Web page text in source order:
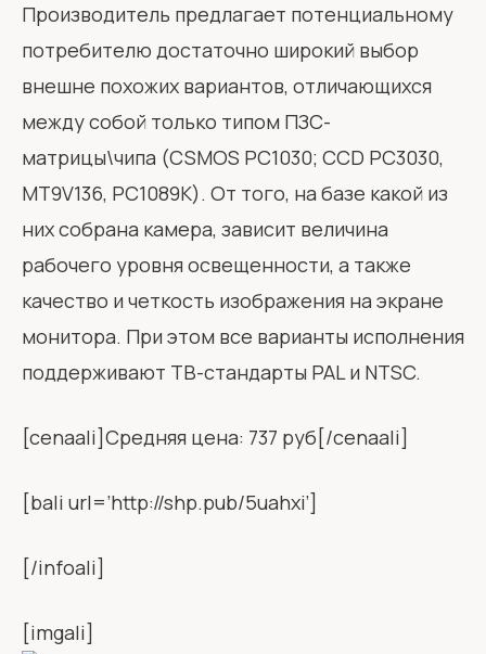
Производитель предлагает потенциальному
потребителю достаточно широкий выбор
внешне похожих вариантов, отличающихся
между собой только типом ПЗС-
матрицы\чипа (CSMOS PC1030; CCD PC3030,
MT9V136, PC1089K). От того, на базе какой из
них собрана камера, зависит величина
рабочего уровня освещенности, а также
качество и четкость изображения на экране
монитора. При этом все варианты исполнения
поддерживают ТВ-стандарты PAL и NTSC.
[cenaali]Средняя цена: 737 руб[/cenaali]
[bali url=’http://shp.pub/5uahxi’]
[/infoali]
[imgali]